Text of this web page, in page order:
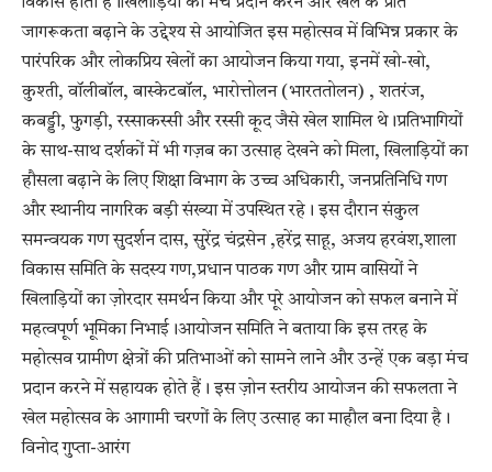
विकास होता है।खिलाड़ियों को मंच प्रदान करने और खेल के प्रति
जागरूकता बढ़ाने के उद्देश्य से आयोजित इस महोत्सव में विभिन्न प्रकार के
पारंपरिक और लोकप्रिय खेलों का आयोजन किया गया, इनमें खो-खो,
कुश्ती, वॉलीबॉल, बास्केटबॉल, भारोत्तोलन (भारततोलन) , शतरंज,
कबड्डी, फुगड़ी, रस्साकस्सी और रस्सी कूद जैसे खेल शामिल थे।प्रतिभागियों
के साथ-साथ दर्शकों में भी गज़ब का उत्साह देखने को मिला, खिलाड़ियों का
हौसला बढ़ाने के लिए शिक्षा विभाग के उच्च अधिकारी, जनप्रतिनिधि गण
और स्थानीय नागरिक बड़ी संख्या में उपस्थित रहे। इस दौरान संकुल
समन्वयक गण सुदर्शन दास, सुरेंद्र चंद्रसेन ,हरेंद्र साहू, अजय हरवंश,शाला
विकास समिति के सदस्य गण,प्रधान पाठक गण और ग्राम वासियों ने
खिलाड़ियों का ज़ोरदार समर्थन किया और पूरे आयोजन को सफल बनाने में
महत्वपूर्ण भूमिका निभाई।आयोजन समिति ने बताया कि इस तरह के
महोत्सव ग्रामीण क्षेत्रों की प्रतिभाओं को सामने लाने और उन्हें एक बड़ा मंच
प्रदान करने में सहायक होते हैं। इस ज़ोन स्तरीय आयोजन की सफलता ने
खेल महोत्सव के आगामी चरणों के लिए उत्साह का माहौल बना दिया है।
विनोद गुप्ता-आरंग